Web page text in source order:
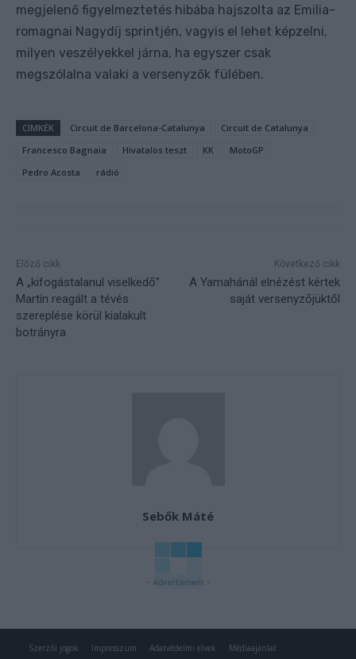
megjelenő figyelmeztetés hibába hajszolta az Emilia-
romagnai Nagydíj sprintjén, vagyis el lehet képzelni,
milyen veszélyekkel járna, ha egyszer csak
megszólalna valaki a versenyzők fülében.
CIMKÉK Circuit de Barcelona-Catalunya
Circuit de Catalunya
Francesco Bagnaia
Hivatalos teszt KK
MotoGP
Pedro Acosta
rádió
Előző cikk
A „kifogástalanul viselkedő”
Martín reagált a tévés
szereplése körül kialakult
botrányra
Következő cikk
A Yamahánál elnézést kértek
saját versenyzőjüktől
Sebők Máté
- Advertisment -
Szerzői jogok Impresszum Adatvédelmi elvek Médiaajánlat